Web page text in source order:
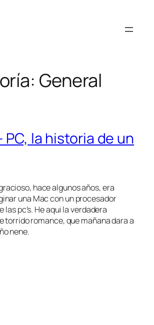
General
PC, la historia de un
hace algunos años, era
una Mac con un procesador
las pc’s. He aqui la verdadera
torrido romance, que mañana dara a
nene.